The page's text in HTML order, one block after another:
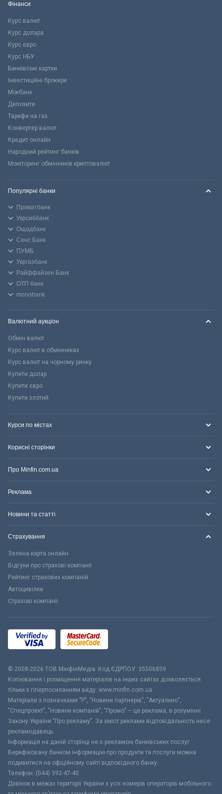
Фінанси
Курс валют
Курс долара
Курс євро
Курс НБУ
Банківські картки
Інвестиційні брокери
Міжбанк
Депозити
Тарифи на газ
Конвертер валют
Кредит онлайн
Народний рейтинг банків
Моніторинг обмінників криптовалют
Популярні банки
Приватбанк
Укрсиббанк
Ощадбанк
Сенс Банк
ПУМБ
Укргазбанк
Райффайзен Банк
ОТП банк
monobank
Валютний аукціон
Обмін валют
Курс валют в обмінниках
Курс валют на чорному ринку
Купити долар
Купити євро
Купити злотий
Курси по містах
Корисні сторінки
Про Minfin.com.ua
Реклама
Новини та статті
Страхування
Зелена карта онлайн
Відгуки про страхові компанії
Рейтинг страхових компаній
Автоцивілка
Страхові компанії
© 2008-2026 ТОВ МiнфiнМедiа. Код ЄДРПОУ: 35506859
Копіювання і розміщення матеріалів на інших сайтах дозволяється
тільки з гіперпосиланням виду: www.minfin.com.ua
Матеріали з позначками "Р", "Новини партнерів", "Актуально",
"Спецпроект", "Новини компаній", "Промо" – це реклама, в розумінні
Закону України "Про рекламу". За зміст реклами відповідальність несе
рекламодавець.
Інформація на даній сторінці не є рекламою банківських послуг.
Верифіковану банком інформацію про продукти та послуги можна
подивитися на офіційному сайті відповідного банку.
Телефон: (044) 392-47-40
Дзвінок в межах території України з усіх номерів операторів мобільного